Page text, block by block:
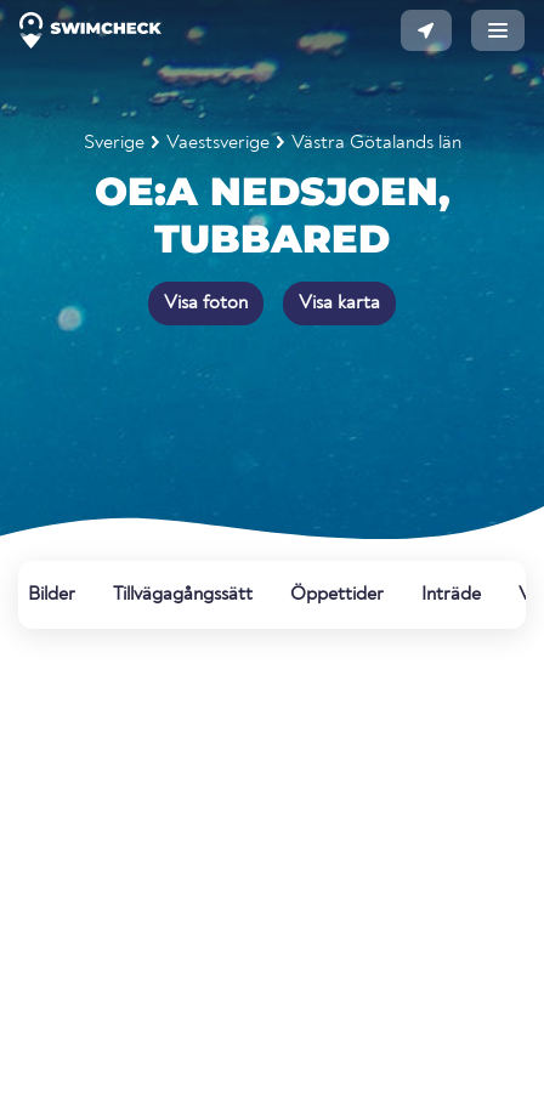
Sverige Vaestsverige Västra Götalands län
OE:A NEDSJOEN,
TUBBARED
Visa foton Visa karta
Bilder Tillvägagångssätt Öppettider Inträde